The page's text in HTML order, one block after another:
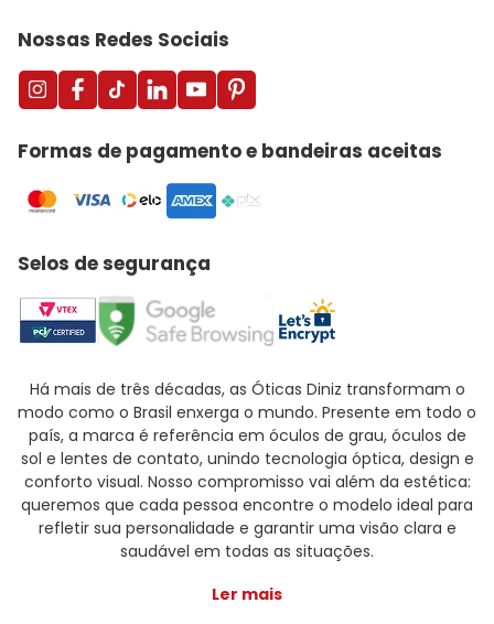
Nossas Redes Sociais
Formas de pagamento e bandeiras aceitas
Selos de segurança
Há mais de três décadas, as Óticas Diniz transformam o
modo como o Brasil enxerga o mundo. Presente em todo o
país, a marca é referência em óculos de grau, óculos de
sol e lentes de contato, unindo tecnologia óptica, design e
conforto visual. Nosso compromisso vai além da estética:
queremos que cada pessoa encontre o modelo ideal para
refletir sua personalidade e garantir uma visão clara e
saudável em todas as situações.
Ler mais